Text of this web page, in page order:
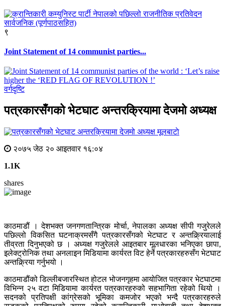
९
Joint Statement of 14 communist parties...
वर्गदृष्टि
पत्रकारसँगको भेटघाट अन्तरक्रियामा देजमो अध्यक्ष
मूलबाटाे
२०७५ जेठ २० आइतवार १६:०४
1.1K
shares
काठमाडौं । देशभक्त जनगणतान्त्रिक मोर्चा, नेपालका अध्यक्ष सीपी गजुरेलले
पछिल्लो विकसित घटनाक्रमसँगै पत्रकारसँगको भेटघाट र अन्तक्र्रियालाई
तीव्रता दिनुभएको छ । अध्यक्ष गजुरेलले आइतबार मूलधारका भनिएका छापा,
इलेक्ट्रोनिक तथा अनलाइन मिडियामा कार्यरत विट हेर्ने पत्रकारहरुसँग भेटघाट
अन्तक्र्रिया गर्नुभयो ।
काठमाडौंको डिल्लीबजारस्थित होटल भोजनगृहमा आयोजित पत्रकार भेटघाटमा
विभिन्न २५ वटा मिडियामा कार्यरत पत्रकारहरुको सहभागिता रहेको थियो ।
सदनको प्रतिपक्षी कांग्रेसको भूमिका कमजोर भएको भन्दै पत्रकारहरुले